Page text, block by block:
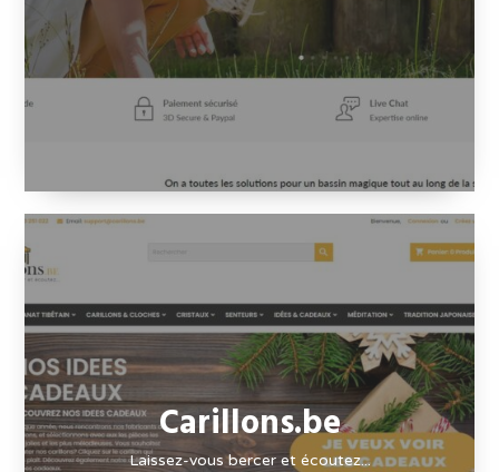
Carillons.be
Laissez-vous bercer et écoutez...